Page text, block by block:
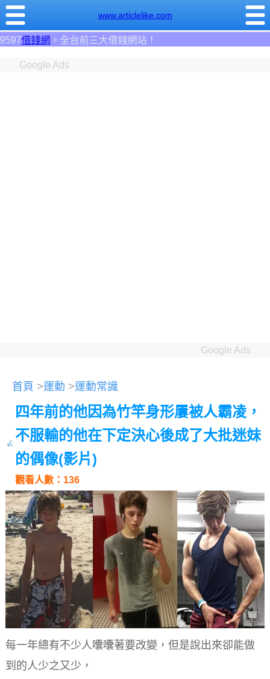
www.articlelike.com
網站！
Google Ads
Google Ads
首頁 >運動 >運動常識
四年前的他因為竹竿身形屢被人霸凌，
不服輸的他在下定決心後成了大批迷妹
的偶像(影片)
觀看人數：136
每一年總有不少人囔囔著要改變，但是說出來卻能做
到的人少之又少，